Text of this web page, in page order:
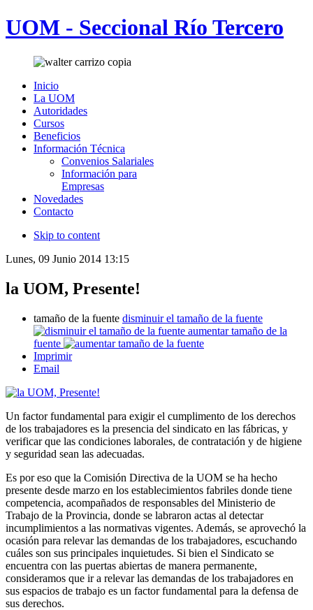
UOM - Seccional Río Tercero
Inicio
La UOM
Autoridades
Cursos
Beneficios
Información Técnica
Convenios Salariales
Información para
Empresas
Novedades
Contacto
Skip to content
Lunes, 09 Junio 2014 13:15
la UOM, Presente!
tamaño de la fuente disminuir el tamaño de la fuente
aumentar tamaño de la
fuente
Imprimir
Email
Un factor fundamental para exigir el cumplimento de los derechos
de los trabajadores es la presencia del sindicato en las fábricas, y
verificar que las condiciones laborales, de contratación y de higiene
y seguridad sean las adecuadas.
Es por eso que la Comisión Directiva de la UOM se ha hecho
presente desde marzo en los establecimientos fabriles donde tiene
competencia, acompañados de responsables del Ministerio de
Trabajo de la Provincia, donde se labraron actas al detectar
incumplimientos a las normativas vigentes. Además, se aprovechó la
ocasión para relevar las demandas de los trabajadores, escuchando
cuáles son sus principales inquietudes. Si bien el Sindicato se
encuentra con las puertas abiertas de manera permanente,
consideramos que ir a relevar las demandas de los trabajadores en
sus espacios de trabajo es un factor fundamental para la defensa de
sus derechos.